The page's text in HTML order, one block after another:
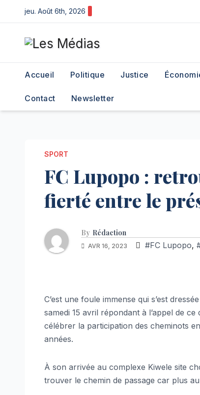
to
content
jeu. Août 6th, 2026
Accueil Politique Justice
Contact Newsletter
SPORT
FC Lupopo :
fierté entre le
By Rédaction
AVR 16, 2023 #FC Lupopo,
C’est une foule immense qui s’est
samedi 15 avril répondant à l’appel de
célébrer la participation des cheminots
années.
À son arrivée au complexe Kiwele site
trouver le chemin de passage car plus